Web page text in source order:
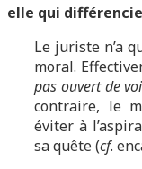
elle qui
Le juriste n’a
moral.
pas ouvert de
contraire, le
éviter à
sa quête (cf.